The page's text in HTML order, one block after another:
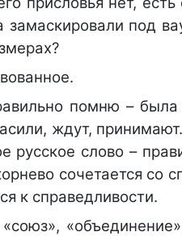
замаскировали под
помню –
ждут,
русское слово –
сочетается
к справедливости.